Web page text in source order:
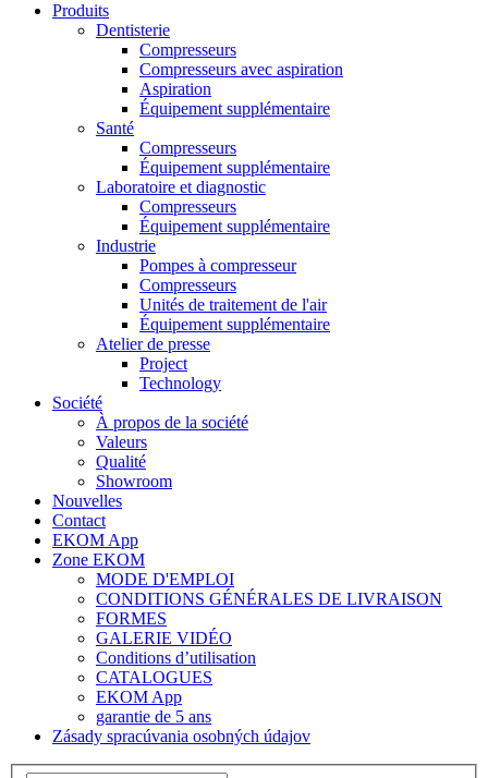
Produits
Dentisterie
Compresseurs
Compresseurs avec aspiration
Aspiration
Équipement supplémentaire
Santé
Compresseurs
Équipement supplémentaire
Laboratoire et diagnostic
Compresseurs
Équipement supplémentaire
Industrie
Pompes à compresseur
Compresseurs
Unités de traitement de l'air
Équipement supplémentaire
Atelier de presse
Project
Technology
Société
À propos de la société
Valeurs
Qualité
Showroom
Nouvelles
Contact
EKOM App
Zone EKOM
MODE D'EMPLOI
CONDITIONS GÉNÉRALES DE LIVRAISON
FORMES
GALERIE VIDÉO
Conditions d’utilisation
CATALOGUES
EKOM App
garantie de 5 ans
Zásady spracúvania osobných údajov